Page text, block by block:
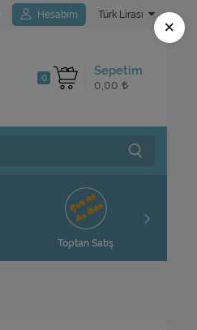
Hesabım Türk Lirası
Sepetim
0
0,00
Toptan Satış
×